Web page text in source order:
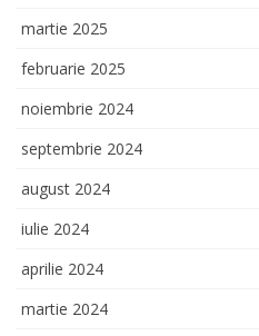
martie 2025
februarie 2025
noiembrie 2024
septembrie 2024
august 2024
iulie 2024
aprilie 2024
martie 2024